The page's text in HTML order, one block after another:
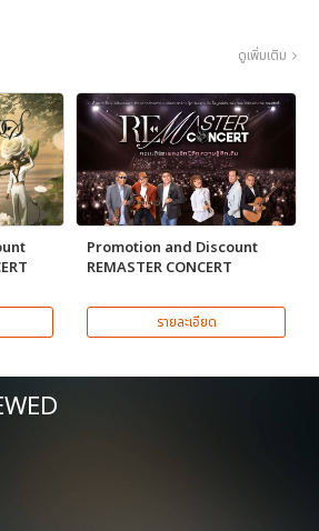
ดูเพิ่มเติม
Promotion and Discount
REMASTER CONCERT
รายละเอียด